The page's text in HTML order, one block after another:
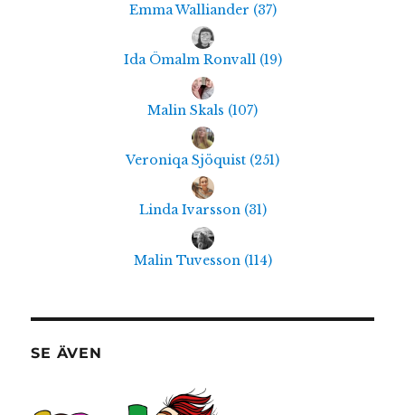
Emma Walliander (37)
Ida Ömalm Ronvall (19)
Malin Skals (107)
Veroniqa Sjöquist (251)
Linda Ivarsson (31)
Malin Tuvesson (114)
SE ÄVEN